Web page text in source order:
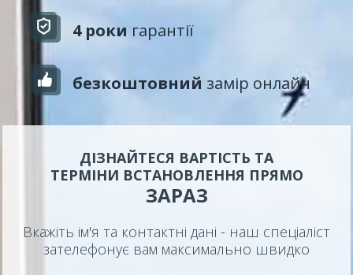
4 роки гарантії
безкоштовний замір онлайн
ДІЗНАЙТЕСЯ ВАРТІСТЬ ТА
ТЕРМІНИ ВСТАНОВЛЕННЯ ПРЯМО
ЗАРАЗ
Вкажіть ім'я та контактні дані - наш спеціаліст
зателефонує вам максимально швидко